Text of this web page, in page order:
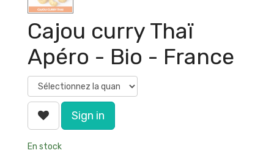
Cajou curry Thaï
Apéro - Bio - France
Sign in
En stock